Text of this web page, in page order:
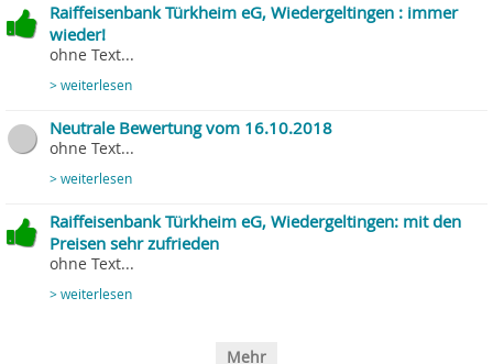
Raiffeisenbank Türkheim eG, Wiedergeltingen : immer
wieder!
ohne Text...
> weiterlesen
Neutrale Bewertung vom 16.10.2018
ohne Text...
> weiterlesen
Raiffeisenbank Türkheim eG, Wiedergeltingen: mit den
Preisen sehr zufrieden
ohne Text...
> weiterlesen
Mehr